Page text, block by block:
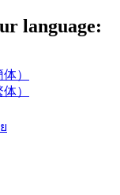
language:
）
）